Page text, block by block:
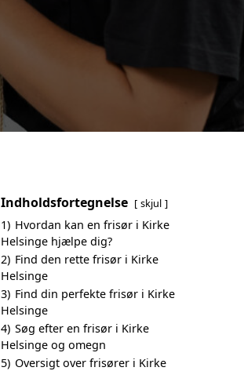
Indholdsfortegnelse skjul
1) Hvordan kan en frisør i Kirke
Helsinge hjælpe dig?
2) Find den rette frisør i Kirke
Helsinge
3) Find din perfekte frisør i Kirke
Helsinge
4) Søg efter en frisør i Kirke
Helsinge og omegn
5) Oversigt over frisører i Kirke